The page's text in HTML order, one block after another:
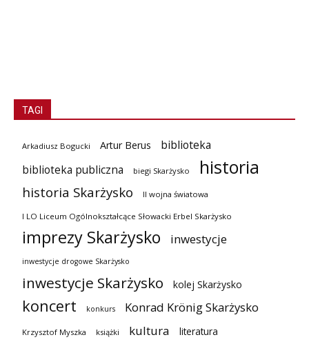
TAGI
Arkadiusz Bogucki Artur Berus
biblioteka
biblioteka publiczna
biegi Skarżysko historia
historia Skarżysko II wojna światowa
I LO Liceum Ogólnokształcące Słowacki Erbel Skarżysko
imprezy Skarżysko inwestycje
inwestycje drogowe Skarżysko
inwestycje Skarżysko kolej Skarżysko
koncert konkurs Konrad Krönig Skarżysko
Krzysztof Myszka książki kultura literatura